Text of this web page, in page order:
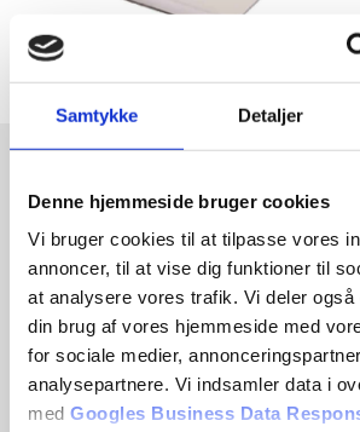
Samtykke Detaljer
Denne hjemmeside bruger cookies
Vi bruger cookies til at tilpasse vores
annoncer, til at vise dig funktioner til
at analysere vores trafik. Vi deler også
din brug af vores hjemmeside med
for sociale medier,
analysepartnere. Vi indsamler data i
med Googles Business Data